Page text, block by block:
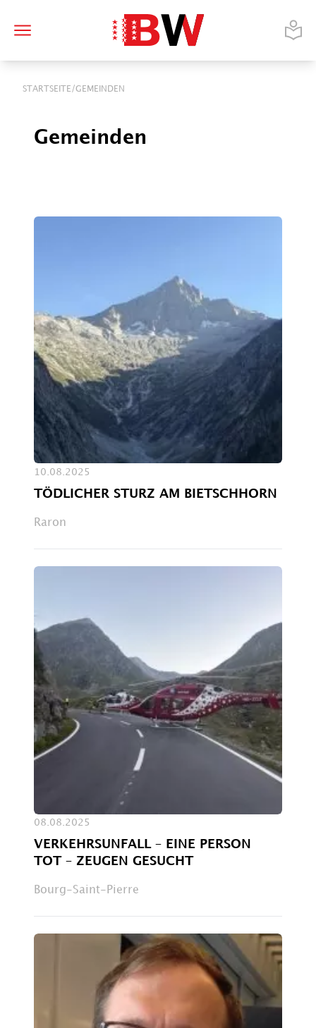
STARTSEITE /GEMEINDEN
Gemeinden
10.08.2025
TÖDLICHER STURZ AM BIETSCHHORN
Raron
08.08.2025
VERKEHRSUNFALL – EINE PERSON
TOT – ZEUGEN GESUCHT
Bourg-Saint-Pierre